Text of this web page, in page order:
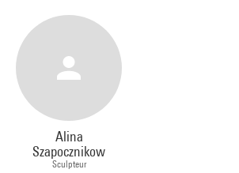
Alina
Szapocznikow
Sculpteur